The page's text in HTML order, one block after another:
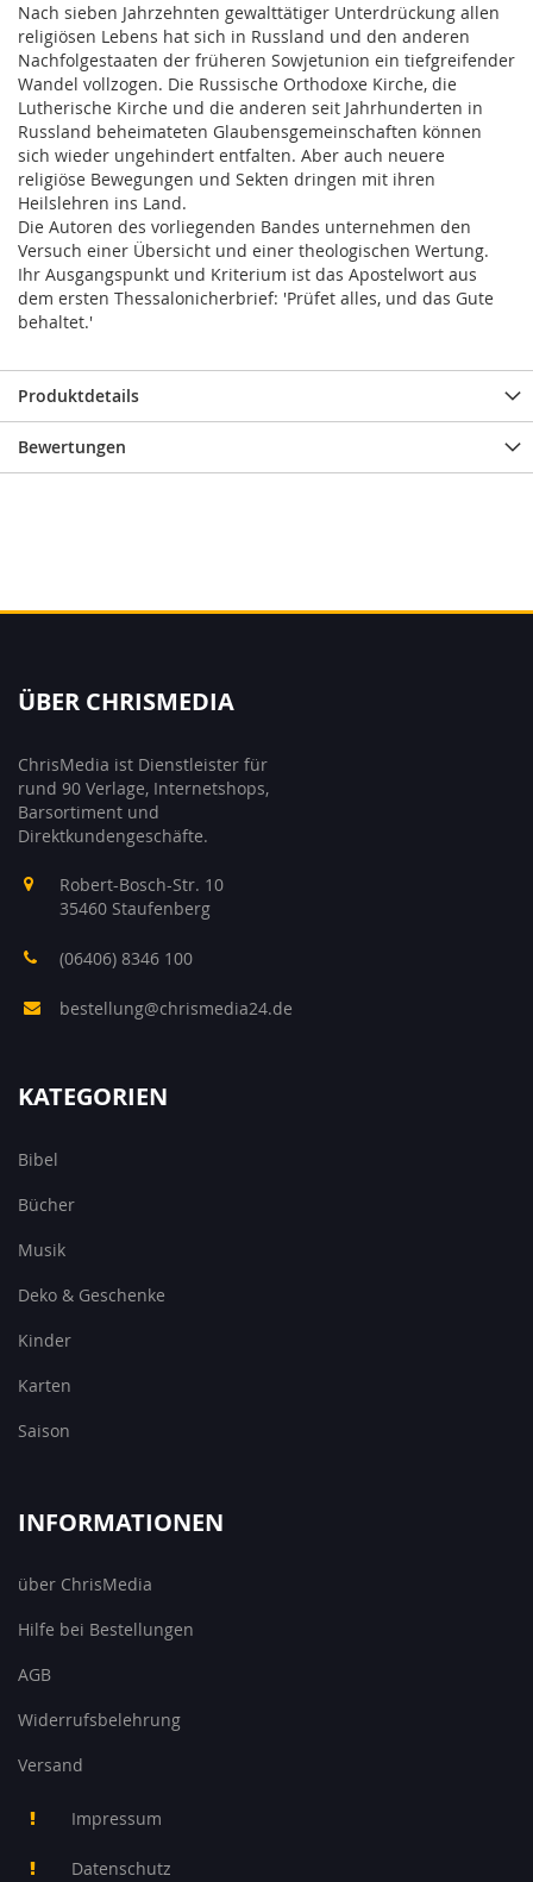
Nach sieben Jahrzehnten gewalttätiger Unterdrückung allen
religiösen Lebens hat sich in Russland und den anderen
Nachfolgestaaten der früheren Sowjetunion ein tiefgreifender
Wandel vollzogen. Die Russische Orthodoxe Kirche, die
Lutherische Kirche und die anderen seit Jahrhunderten in
Russland beheimateten Glaubensgemeinschaften können
sich wieder ungehindert entfalten. Aber auch neuere
religiöse Bewegungen und Sekten dringen mit ihren
Heilslehren ins Land.
Die Autoren des vorliegenden Bandes unternehmen den
Versuch einer Übersicht und einer theologischen Wertung.
Ihr Ausgangspunkt und Kriterium ist das Apostelwort aus
dem ersten Thessalonicherbrief: 'Prüfet alles, und das Gute
behaltet.'
Produktdetails
Bewertungen
ÜBER CHRISMEDIA
ChrisMedia ist Dienstleister für
rund 90 Verlage, Internetshops,
Barsortiment und
Direktkundengeschäfte.
Robert-Bosch-Str. 10
35460 Staufenberg
(06406) 8346 100
bestellung@chrismedia24.de
KATEGORIEN
Bibel
Bücher
Musik
Deko & Geschenke
Kinder
Karten
Saison
INFORMATIONEN
über ChrisMedia
Hilfe bei Bestellungen
AGB
Widerrufsbelehrung
Versand
Impressum
Datenschutz